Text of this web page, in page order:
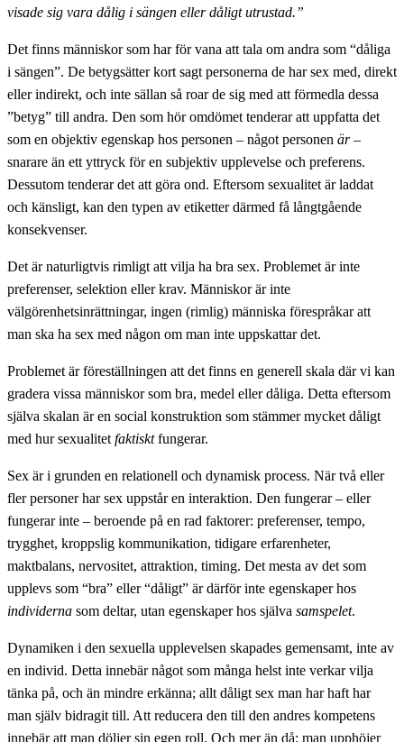
visade sig vara dålig i sängen eller dåligt utrustad.”
Det finns människor som har för vana att tala om andra som “dåliga
i sängen”. De betygsätter kort sagt personerna de har sex med, direkt
eller indirekt, och inte sällan så roar de sig med att förmedla dessa
”betyg” till andra. Den som hör omdömet tenderar att uppfatta det
som en objektiv egenskap hos personen – något personen är –
snarare än ett yttryck för en subjektiv upplevelse och preferens.
Dessutom tenderar det att göra ond. Eftersom sexualitet är laddat
och känsligt, kan den typen av etiketter därmed få långtgående
konsekvenser.
Det är naturligtvis rimligt att vilja ha bra sex. Problemet är inte
preferenser, selektion eller krav. Människor är inte
välgörenhetsinrättningar, ingen (rimlig) människa förespråkar att
man ska ha sex med någon om man inte uppskattar det.
Problemet är föreställningen att det finns en generell skala där vi kan
gradera vissa människor som bra, medel eller dåliga. Detta eftersom
själva skalan är en social konstruktion som stämmer mycket dåligt
med hur sexualitet faktisktfungerar.
Sex är i grunden en relationell och dynamisk process. När två eller
fler personer har sex uppstår en interaktion. Den fungerar – eller
fungerar inte – beroende på en rad faktorer: preferenser, tempo,
trygghet, kroppslig kommunikation, tidigare erfarenheter,
maktbalans, nervositet, attraktion, timing. Det mesta av det som
upplevs som “bra” eller “dåligt” är därför inte egenskaper hos
individerna som deltar, utan egenskaper hos själva samspelet.
Dynamiken i den sexuella upplevelsen skapades gemensamt, inte av
en individ. Detta innebär något som många helst inte verkar vilja
tänka på, och än mindre erkänna; allt dåligt sex man har haft har
man själv bidragit till. Att reducera den till den andres kompetens
innebär att man döljer sin egen roll. Och mer än då; man upphöjer